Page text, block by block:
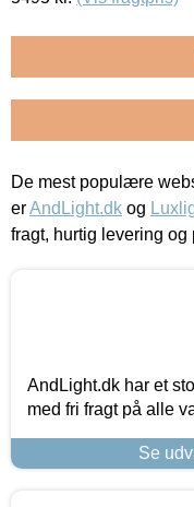
De mest populære
erAndLight.dk og
fragt, hurtig levering og
AndLight.dk har et
med fri fragt på alle
Se